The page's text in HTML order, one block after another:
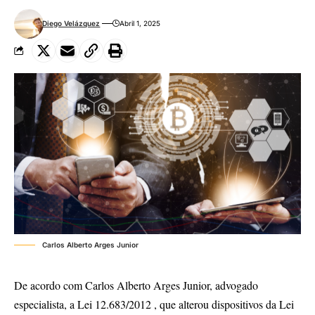
Diego Velázquez Abril 1, 2025
Carlos Alberto Arges Junior
De acordo com Carlos Alberto Arges Junior, advogado
especialista, a Lei 12.683/2012 , que alterou dispositivos da Lei